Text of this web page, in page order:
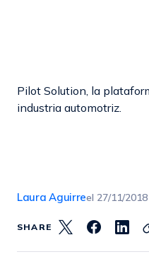
Pilot Solution, la
industria automotriz.
Laura Aguirreel 27/11/2018
SHARE